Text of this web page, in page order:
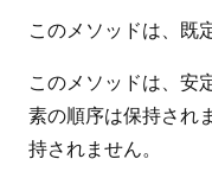
このメソッドは、既
このメソッドは、安
素の順序は保持され
持されません。